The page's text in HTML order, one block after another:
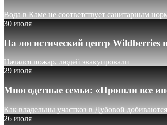
Вода в Каме не соответствует санитарным
30 июля
На логистический центр
Начался пожар, людей эвакуировали
29 июля
Многодетные семьи: «Прошли все
Как владельцы участков в Дубовой
26 июля